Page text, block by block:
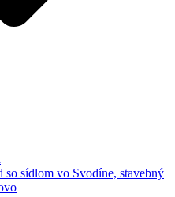
so sídlom vo Svodíne, stavebný